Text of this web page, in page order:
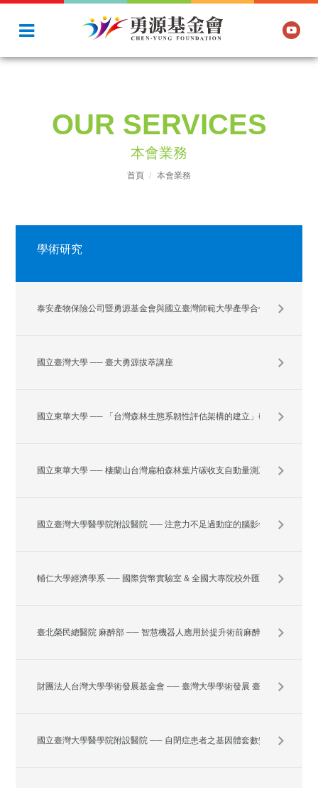
OUR SERVICES
本會業務
首頁 本會業務
學術研究
泰安產物保險公司暨勇源基金會與國立臺灣師範大學產學合作計畫──
超前部署酒駕預防：逆境進擊之青少年輔導計畫
國立臺灣大學 ── 臺大勇源拔萃講座
國立東華大學 ── 「台灣森林生態系韌性評估架構的建立」研究計畫
國立東華大學 ── 棲蘭山台灣扁柏森林葉片碳收支自動量測系統研發
國立臺灣大學醫學院附設醫院 ── 注意力不足過動症的腦影像及神經認
知功能之長期追蹤研究
輔仁大學經濟學系 ── 國際貨幣實驗室 & 全國大專院校外匯投資模擬
競賽
臺北榮民總醫院 麻醉部 ── 智慧機器人應用於提升術前麻醉評估門診
效能
財團法人台灣大學學術發展基金會 ── 臺灣大學學術發展 臺灣大學園
藝暨景觀學系計畫案
國立臺灣大學醫學院附設醫院 ── 自閉症患者之基因體套數變異家族研